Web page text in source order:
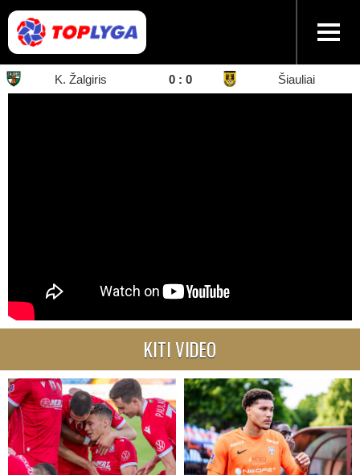
K. Žalgiris 0 : 0 Šiauliai
KITI VIDEO